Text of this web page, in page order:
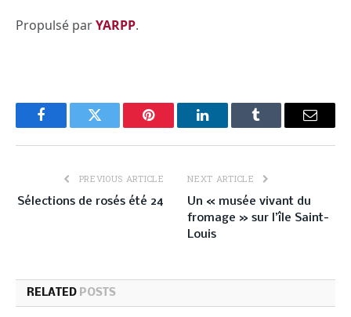
Propulsé parYARPP.
FacebookTwitter Pinterest LinkedInTumblr Email
PREVIOUS ARTICLE
Sélections de rosés été 24
NEXT ARTICLE
Un « musée vivant du
fromage » sur l’île Saint-
Louis
RELATED POSTS